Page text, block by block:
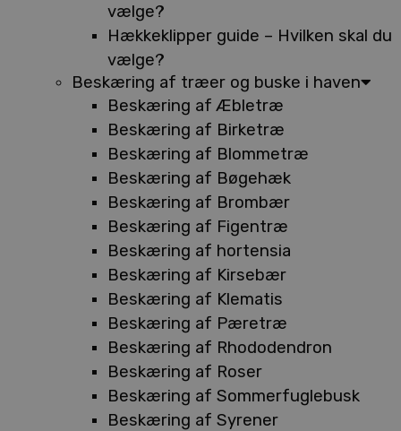
vælge?
Hækkeklipper guide – Hvilken skal du
vælge?
Beskæring af træer og buske i haven
Beskæring af Æbletræ
Beskæring af Birketræ
Beskæring af Blommetræ
Beskæring af Bøgehæk
Beskæring af Brombær
Beskæring af Figentræ
Beskæring af hortensia
Beskæring af Kirsebær
Beskæring af Klematis
Beskæring af Pæretræ
Beskæring af Rhododendron
Beskæring af Roser
Beskæring af Sommerfuglebusk
Beskæring af Syrener